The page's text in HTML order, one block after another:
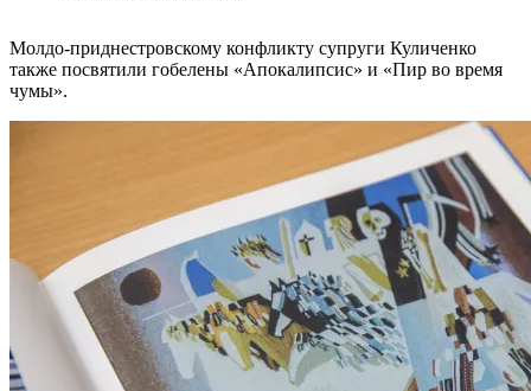
Молдо-приднестровскому конфликту супруги Куличенко
также посвятили гобелены «Апокалипсис» и «Пир во время
чумы».